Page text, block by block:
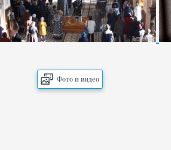
Фото и видео